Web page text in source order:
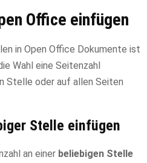
Office einfügen
in Open Office Dokumente ist
Wahl eine Seitenzahl
Stelle oder auf allen Seiten
Stelle einfügen
an einer beliebigen Stelle